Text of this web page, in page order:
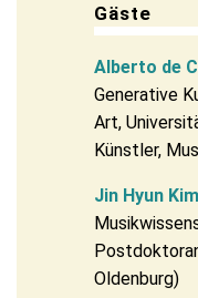
Gäste
Alberto de
Generative
Art,
Künstler,
Jin Hyun Kim
Oldenburg)